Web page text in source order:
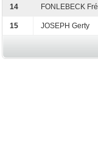
14 FONLEBECK
15 JOSEPH Gerty